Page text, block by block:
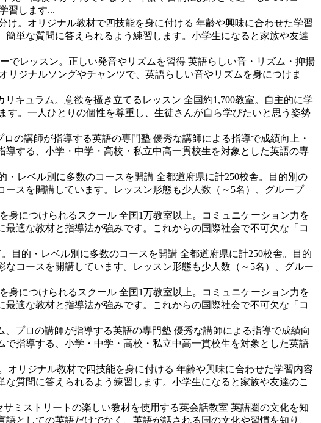
習します...
け。オリジナル教材で四技能を身に付ける 年齢や興味に合わせた学習
単な質問に答えられるよう練習します。小学生になると家族や友達
でレッスン。正しい発音やリズムを習得 英語らしい音・リズム・抑揚
ジナルソングやチャンツで、英語らしい音やリズムを身につけま
キュラム。意欲を掻き立てるレッスン 全国約1,700教室。自主的に学
す。一人ひとりの個性を尊重し、生徒さんが自ら学びたいと思う姿勢
の講師が指導する英語の専門塾 優秀な講師による指導で成績向上・
する、小学・中学・高校・私立中高一貫校生を対象とした英語の専
・レベル別に多数のコースを開講 全都道府県に計250校舎。目的別の
スを開講しています。レッスン形態も少人数（～5名）、グループ
身につけられるスクール 全国1万教室以上。コミュニケーション力を
適な教材と指導法が強みです。これからの国際社会で不可欠な「コ
目的・レベル別に多数のコースを開講 全都道府県に計250校舎。目的
コースを開講しています。レッスン形態も少人数（～5名）、グルー
身につけられるスクール 全国1万教室以上。コミュニケーション力を
適な教材と指導法が強みです。これからの国際社会で不可欠な「コ
プロの講師が指導する英語の専門塾 優秀な講師による指導で成績向
指導する、小学・中学・高校・私立中高一貫校生を対象とした英語
オリジナル教材で四技能を身に付ける 年齢や興味に合わせた学習内容
質問に答えられるよう練習します。小学生になると家族や友達のこ
ミストリートの楽しい教材を使用する英会話教室 英語圏の文化を知
としての英語だけでなく、英語が話される国の文化や習慣を知り、